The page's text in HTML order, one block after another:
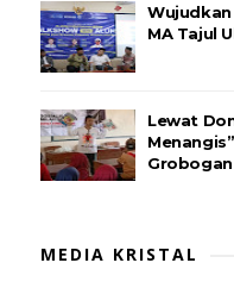
Wujudkan
MA Tajul
Lewat
MEDIA KRISTAL